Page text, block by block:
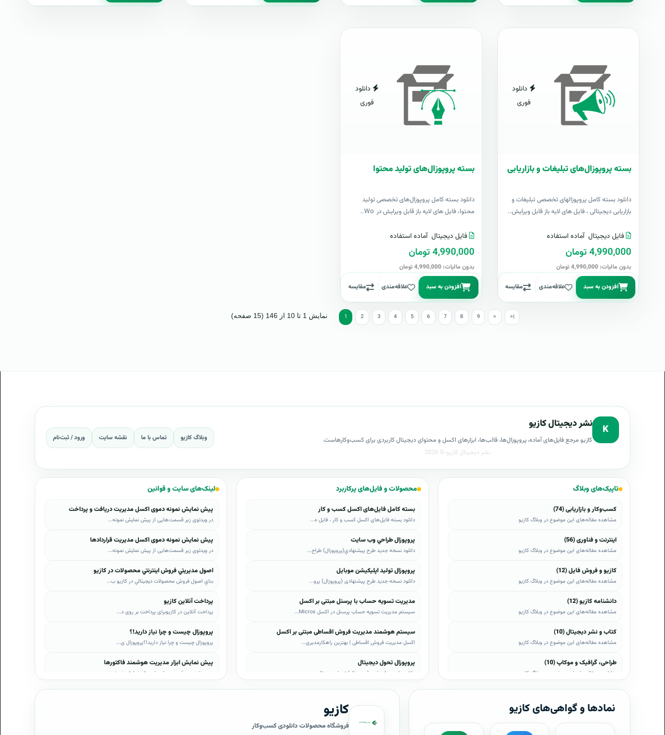
دانلود
فوری
بسته پروپوزال‌های تبلیغات و بازاریابی
دانلود بسته کامل پروپوزالهای تخصصی تبلیغات و
بازاریابی دیجیتالی ، فایل های لایه باز قابل ویرایش..
فایل دیجیتال آماده استفاده
4,990,000 تومان
بدون مالیات: 4,990,000 تومان
افزودن به سبد علاقه‌مندی مقایسه
دانلود
فوری
بسته پروپوزال‌های تولید محتوا
دانلود بسته کامل پروپوزال‌های تخصصی تولید
محتوا، فایل های لایه باز قابل ویرایش در Wo..
فایل دیجیتال آماده استفاده
4,990,000 تومان
بدون مالیات: 4,990,000 تومان
افزودن به سبد علاقه‌مندی مقایسه
1 2 3 4 5 6 7 8 9 > >| نمایش 1 تا 10 از 146 (15 صفحه)
K نشر دیجیتال کازیو
کازیو مرجع فایل‌های آماده، پروپوزال‌ها، قالب‌ها، ابزارهای اکسل و محتوای دیجیتال کاربردی برای کسب‌وکارهاست. وبلاگ کازیو تماس با ما نقشه سایت ورود / ثبت‌نام
تاپیک‌های وبلاگ
کسب‌وکار و بازاریابی (74)
مشاهده مقاله‌های این موضوع در وبلاگ کازیو
اینترنت و فناوری (56)
مشاهده مقاله‌های این موضوع در وبلاگ کازیو
کازیو و فروش فایل (12)
مشاهده مقاله‌های این موضوع در وبلاگ کازیو
دانشنامه کازیو (12)
مشاهده مقاله‌های این موضوع در وبلاگ کازیو
کتاب و نشر دیجیتال (10)
مشاهده مقاله‌های این موضوع در وبلاگ کازیو
طراحی، گرافیک و موکاپ (10)
مشاهده مقاله‌های این موضوع در وبلاگ کازیو
مشاهده مقاله‌های این موضوع در وبلاگ کازیو
موبایل و اندروید (6)
محصولات و فایل‌های پرکاربرد
بسته کامل فایل‌های اکسل کسب و کار
دانلود بسته فایل‌های اکسل کسب و کار ، فایل ه...
پروپوزال طراحي وب سايت
دانلود نسخه جدید طرح پيشنهادي(پروپوزال) طراح...
پروپوزال تولید اپلیکیشن موبایل
دانلود نسخه جدید طرح پیشنهادی (پروپوزال) پرو...
مدیریت تسویه حساب با پرسنل مبتنی بر اکسل
سیستم مدیریت تسویه حساب پرسنل در اکسل Micros...
سیستم هوشمند مدیریت فروش اقساطی مبتنی بر اکسل
اکسل مدیریت فروش اقساطی | بهترین راهکارمدیری...
پروپوزال تحول دیجیتال
دانلود طرح پیشنهادی (پروپوزال) تحول دیجیتال،...
پروپوزال AI
دانلود طرح پيشنهادي(پروپوزال) هوش مصنوعی (AI...
پروپوزال بیزاجی
لینک‌های سایت و قوانین
پیش نمایش نمونه دموی اکسل مدیریت دریافت و پرداخت
در ویدئوی زیر قسمت‌هایی از پیش نمایش نمونه...
پیش نمایش نمونه دموی اکسل مدیریت قراردادها
در ویدئوی زیر قسمت‌هایی از پیش نمایش نمونه...
اصول مديريتي فروش اينترنتي محصولات در کازيو
بناي اصول فروش محصولات ديجيتالي در کازيو ب...
پرداخت آنلاین کازیو
پرداخت آنلاین در کازیوبرای پرداخت بر روی د...
پروپوزال چیست و چرا نیاز دارید!؟
پروپوزال چیست و چرا نیاز دارید!؟پروپوزال ی...
پیش نمایش ابزار مدیریت هوشمند فاکتورها
در ویدئوی زیر قسمت‌هایی از پیش نمایش نمونه...
نمادها و گواهی‌های کازیو کازیو
فروشگاه محصولات دانلودی کسب‌وکار